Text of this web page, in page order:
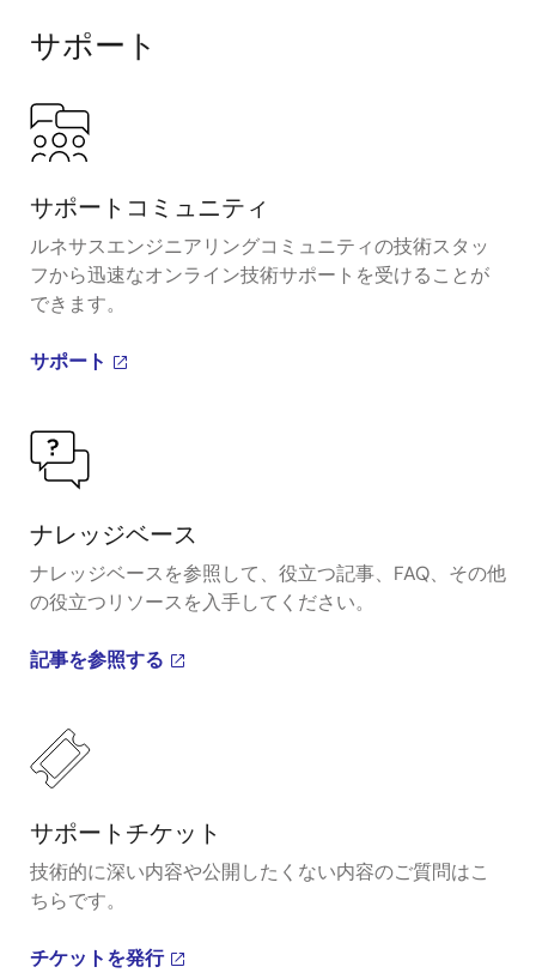
Diagram
サポート
サポートコミュニティ
ルネサスエンジニアリングコミュニティの技術スタッ
フから迅速なオンライン技術サポートを受けることが
できます。
サポート
ナレッジベース
ナレッジベースを参照して、役立つ記事、FAQ、その他
の役立つリソースを入手してください。
記事を参照する
サポートチケット
技術的に深い内容や公開したくない内容のご質問はこ
ちらです。
チケットを発行